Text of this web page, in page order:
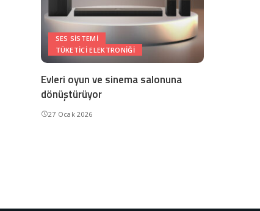
SES SISTEMI
TÜKETICI ELEKTRONIĞI
Evleri oyun ve sinema salonuna
dönüştürüyor
27 Ocak 2026